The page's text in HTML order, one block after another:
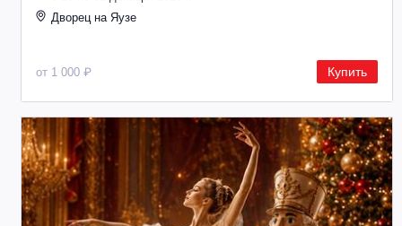
Металл
Дворец на Яузе
от 1 000 ₽ Купить